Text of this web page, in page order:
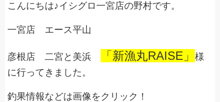
こんにちは♪イシグロ一宮店の野村です。
一宮店 エース平山
彦根店 二宮と美浜 「新漁丸RAISE」
様
に行ってきました。
釣果情報などは画像をクリック！